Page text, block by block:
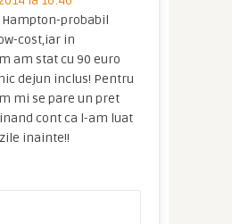
probabil
cost,iar in
am stat cu 90 euro
dejun inclus! Pentru
mi se pare un pret
cont ca l-am luat
inainte!!